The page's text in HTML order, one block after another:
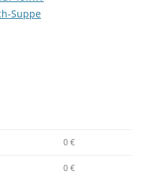
Suppe
0 €
0 €